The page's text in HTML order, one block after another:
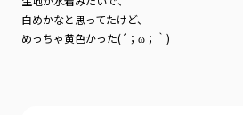
白めかなと思ってたけど、
めっちゃ黄色かった(´；ω；｀)
-----
裏地：なし
ポケット：あり